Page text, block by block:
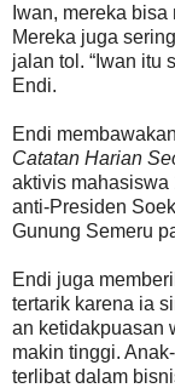
Iwan, mereka
Mereka juga
jalan tol. “Iwan itu
Endi.
Endi
Catatan Harian
aktivis mahasiswa
anti-Presiden
Gunung Semeru
Endi juga
tertarik karena ia
an ketidakpuasan
makin tinggi.
terlibat dalam